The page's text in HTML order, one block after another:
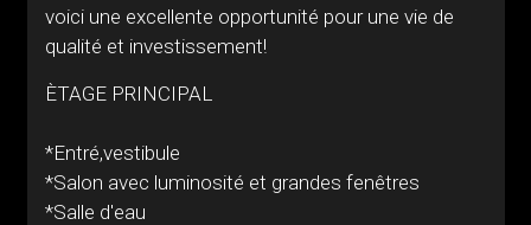
voici une excellente opportunité pour une vie de
qualité et investissement!
ÈTAGE PRINCIPAL
*Entré,vestibule
*Salon avec luminosité et grandes fenêtres
*Salle d'eau